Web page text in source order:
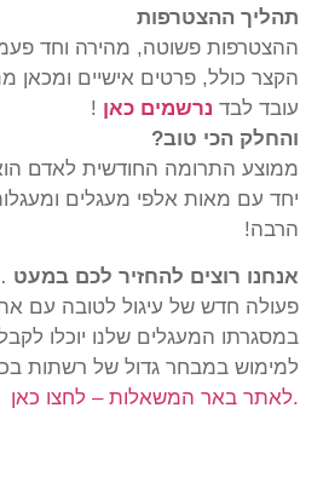
תהליך ההצטרפות
ההצטרפות פשוטה, מהירה וחד
הקצר כולל, פרטים אישיים ומכאן
עובד לבד
! נרשמים כאן
והחלק הכי טוב?
יחד עם מאות אלפי מעגלים
הרבה!
אנחנו רוצים להחזיר לכם במעט
פעולה חדש של עיגול לטובה עם
במסגרתו המעגלים שלנו יוכלו
למימוש במבחר גדול של רשתות
לאתר באר המשאלות – לחצו כאן.